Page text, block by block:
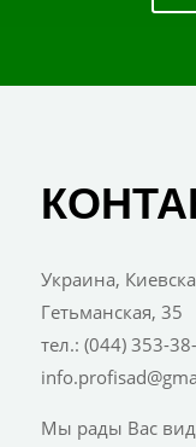
Украина,
Гетьманская, 35
тел.: (044) 353-
Мы рады Вас